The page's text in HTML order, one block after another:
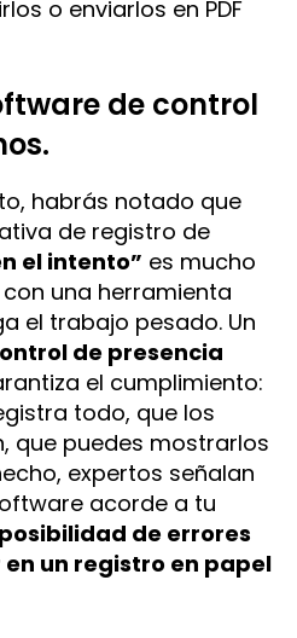
o enviarlos en PDF
de control
habrás notado que
de registro de
el intento” es mucho
una herramienta
el trabajo pesado. Un
de presencia
el cumplimiento:
todo, que los
que puedes mostrarlos
expertos señalan
acorde a tu
de errores
un registro en papel